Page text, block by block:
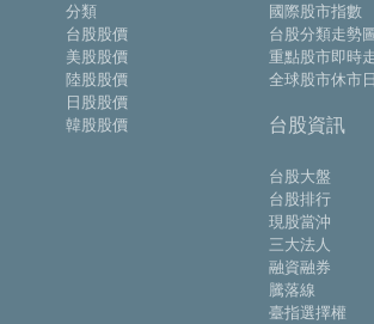
分類
台股股價
美股股價
陸股股價
日股股價
韓股股價
國際股市指數
台股分類走勢
重點股市即時
全球股市休市
台股資訊
台股大盤
台股排行
現股當沖
三大法人
融資融券
騰落線
臺指選擇權